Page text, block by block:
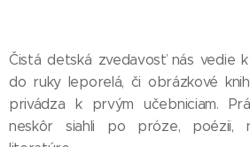
Čistá detská zvedavosť nás vedie
do ruky leporelá, či obrázkové
privádza k prvým učebniciam.
neskôr siahli po próze, poézii,